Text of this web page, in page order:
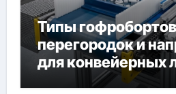
Типы
перегородок и
для конвейерных